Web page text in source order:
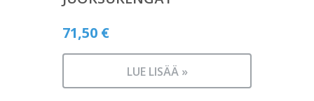
71,50 €
LUE LISÄÄ »